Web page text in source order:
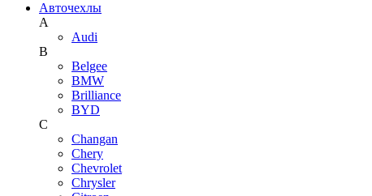
Авточехлы
A
Audi
B
Belgee
BMW
Brilliance
BYD
C
Changan
Chery
Chevrolet
Chrysler